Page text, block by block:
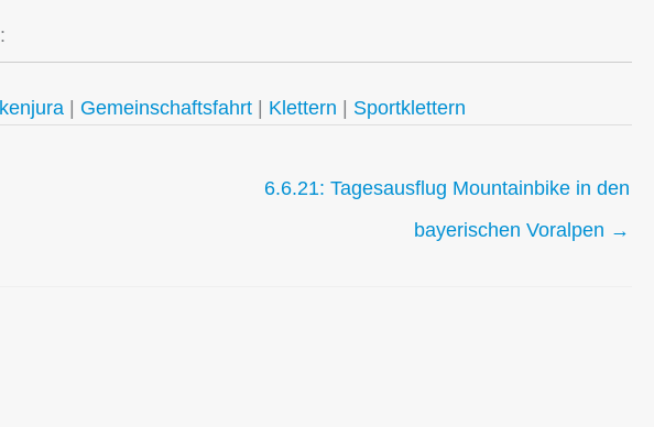
| Gemeinschaftsfahrt | Klettern | Sportklettern
6.6.21: Tagesausflug Mountainbike in den
bayerischen Voralpen →